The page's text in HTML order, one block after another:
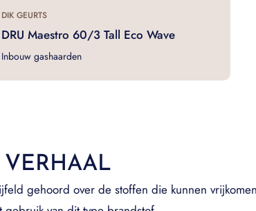
DIK GEURTS
DRU Maestro 60/3 Tall Eco Wave
Inbouw gashaarden
gehoord over de stoffen die kunnen